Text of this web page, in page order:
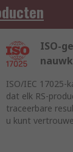
ISO-
ISO/IEC 17025-
dat elk RS-
traceerbare
u kunt